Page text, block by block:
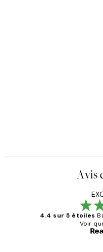
Avis
4.4 sur 5 étoiles
Voir